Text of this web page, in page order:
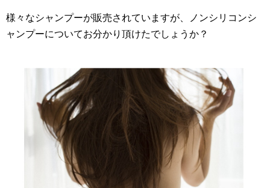
様々なシャンプーが販売されていますが、ノンシリコンシ
ャンプーについてお分かり頂けたでしょうか？